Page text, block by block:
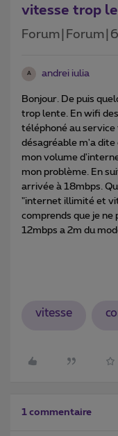
vitesse trop
A andrei iulia
Bonjour. De puis
trop lente. En wifi
téléphoné au
désagréable m'a dite
mon volume
mon problème. En
arrivée à 18mbps.
"internet illimité et
comprends que je
12mbps a 2m du
vitesse
1 commentaire